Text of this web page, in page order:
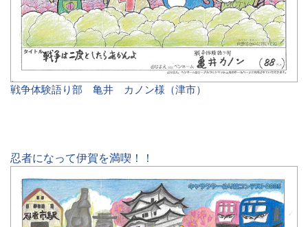
戦争体験語り部 亀井 カノン様（津市）
忍者になって伊賀を満喫！！